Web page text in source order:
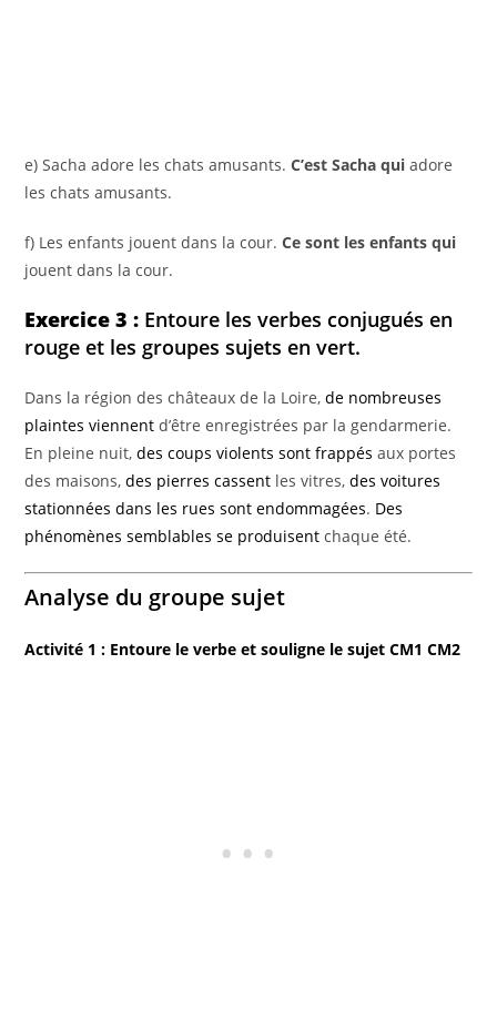
e) Sacha adore les chats amusants.C’est Sacha qui adore
les chats amusants.
f) Les enfants jouent dans la cour.Ce sont les enfants qui
jouent dans la cour.
Exercice 3 : Entoure les verbes conjugués en
rouge et les groupes sujets en vert.
Dans la région des châteaux de la Loire,de nombreuses
plaintes viennent d’être enregistrées par la gendarmerie.
En pleine nuit,des coups violents sont frappés aux portes
des maisons,des pierres cassent les vitres,des voitures
stationnées dans les rues sont endommagées. Des
phénomènes semblables se produisent chaque été.
Analyse du groupe sujet
Activité 1 : Entoure le verbe et souligne le sujet CM1 CM2